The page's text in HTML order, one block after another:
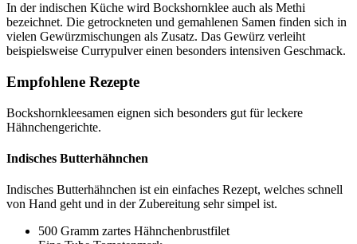
In der indischen Küche wird Bockshornklee auch als Methi
bezeichnet. Die getrockneten und gemahlenen Samen finden sich in
vielen Gewürzmischungen als Zusatz. Das Gewürz verleiht
beispielsweise Currypulver einen besonders intensiven Geschmack.
Empfohlene Rezepte
Bockshornkleesamen eignen sich besonders gut für leckere
Hähnchengerichte.
Indisches Butterhähnchen
Indisches Butterhähnchen ist ein einfaches Rezept, welches schnell
von Hand geht und in der Zubereitung sehr simpel ist.
500 Gramm zartes Hähnchenbrustfilet